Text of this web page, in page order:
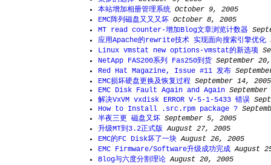
本站增加相册管理系统 October 9, 2005
EMC阵列磁盘又又又坏 October 8, 2005
MT read counter-增加Blog文章浏览计数器
应用Apache的rewrite技术 实现面向搜索引擎优化
Linux vmstat new options-vmstat的新选项
NetApp FAS200系列 Fas250到货 September
Red Hat Magazine, Issue #11 发布
EMC损坏硬盘更换及恢复过程 September 14, 2005
EMC Disk Fault Again and Again
解决VxVM vxdisk ERROR V-5-1-5433 错误
How to Install .src.rpm package ?
半夜三更 磁盘又坏 September 5, 2005
升级MT到3.2正式版 August 27, 2005
EMC的FC Disk坏了一块 August 26, 2005
EMC Firmware/Software升级成功完成 August
Blog与六度分割理论 August 20, 2005